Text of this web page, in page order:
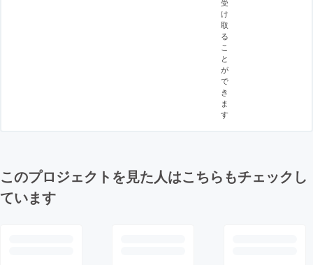
け
取
る
こ
と
が
で
き
ま
す
このプロジェクトを見た人はこちらもチェックし
ています